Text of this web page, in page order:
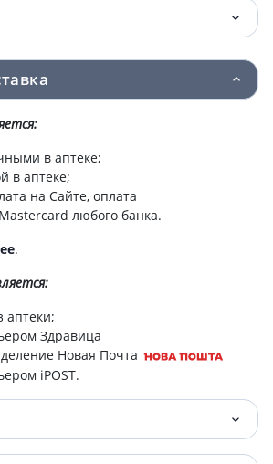
02 соска силик anti-
378 грн.
силик anti-colics
378 грн.
силик anti-colics
03 чашка с мягким
200мл
чашка непроливайка
200мл
air 6-18мес
air 0-6мес SCF087/02
air 6-18мес
409.10 грн.
в аптеке;
в аптеке;
на Сайте, оплата
любого банка.
.
аптеки;
Здравица
Новая Почта
iPOST.